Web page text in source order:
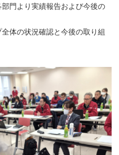
門より実績報告および今後の
体の状況確認と今後の取り組